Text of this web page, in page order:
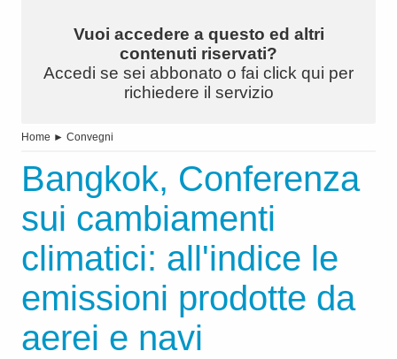
Vuoi accedere a questo ed altri
contenuti riservati?
Accedi se sei abbonato o fai click qui per
richiedere il servizio
Home ► Convegni
Bangkok, Conferenza
sui cambiamenti
climatici: all'indice le
emissioni prodotte da
aerei e navi